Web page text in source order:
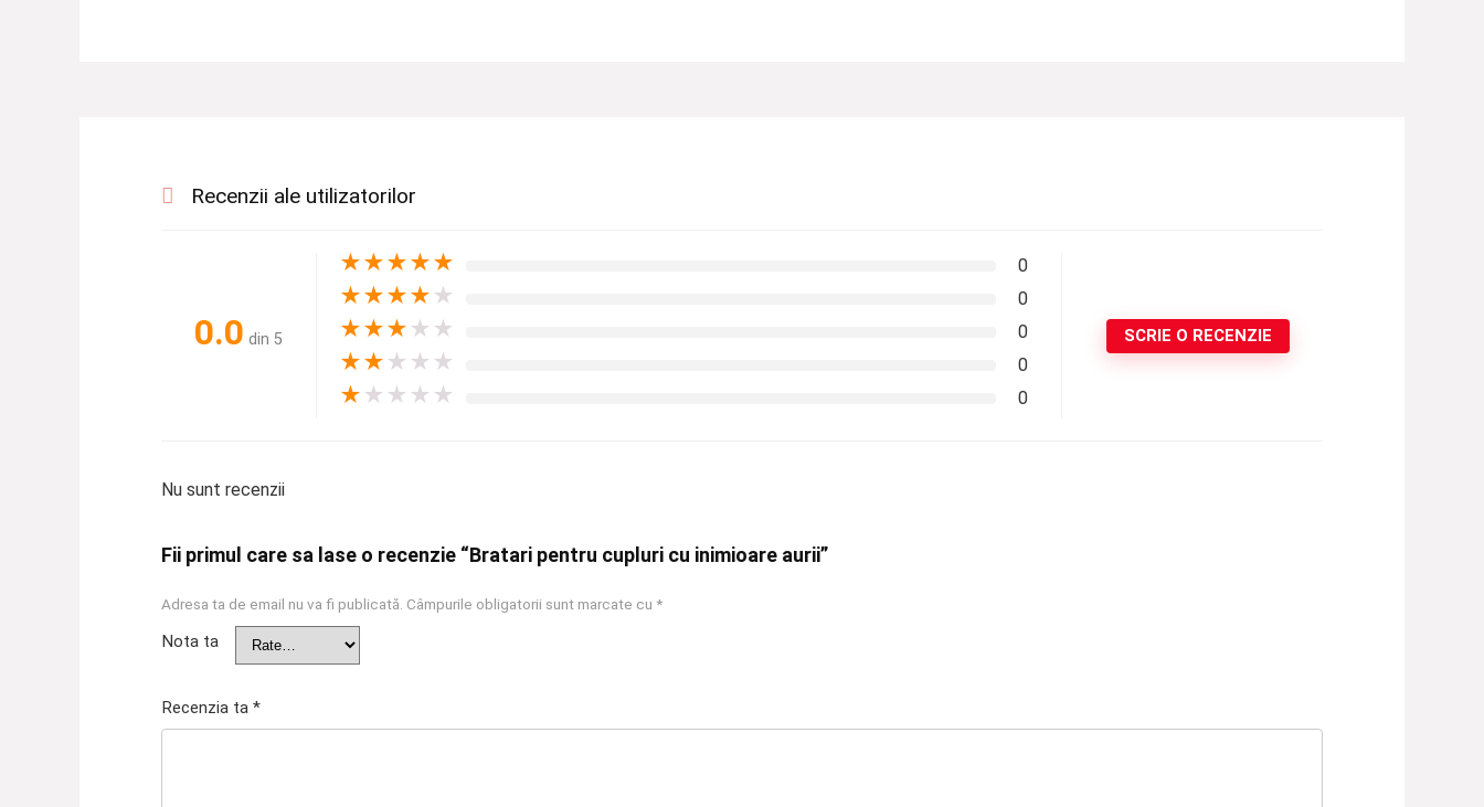
Recenzii ale utilizatorilor
0.0 din 5
★★★★★ 0
★★★★ ★ 0
★★★ ★ ★ 0
★★ ★ ★ ★ 0
★ ★ ★ ★ ★ 0
SCRIE O RECENZIE
Nu sunt recenzii
Fii primul care sa lase o recenzie “Bratari pentru cupluri cu inimioare aurii”
Adresa ta de email nu va fi publicată. Câmpurile obligatorii sunt marcate cu *
Nota ta
Recenzia ta *